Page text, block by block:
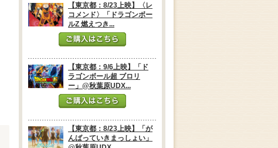
【東京都：8/23上映】〈レ
コメンド〉「ドラゴンボー
ルZ 燃えつき...
【東京都：9/6上映】「ド
ラゴンボール超 ブロリ
ー」@秋葉原UDX...
【東京都：8/23上映】「が
んばっていきまっしょい」